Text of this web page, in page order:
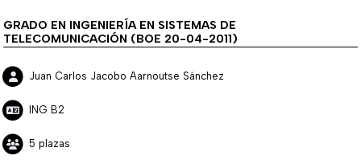
GRADO EN INGENIERÍA EN SISTEMAS DE
TELECOMUNICACIÓN (BOE 20-04-2011)
Juan Carlos Jacobo Aarnoutse Sánchez
ING B2
5 plazas